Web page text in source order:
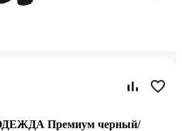
Премиум черный/